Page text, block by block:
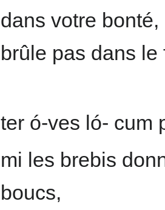
dans votre
brûle pas dans
ter ó-ves ló-
mi les brebis
boucs,